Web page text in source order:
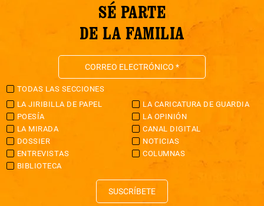
SÉ PARTE
DE LA FAMILIA
TODAS LAS SECCIONES
LA JIRIBILLA DE PAPEL
LA CARICATURA DE GUARDIA
POESÍA
LA OPINIÓN
LA MIRADA
CANAL DIGITAL
DOSSIER
NOTICIAS
ENTREVISTAS
COLUMNAS
BIBLIOTECA
SUSCRÍBETE